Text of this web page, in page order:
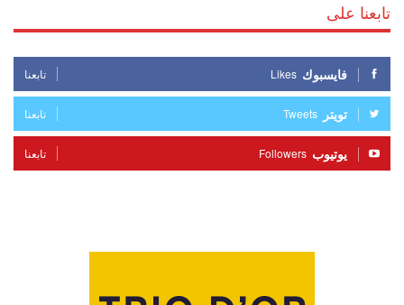
تابعنا على
فايسبوك Likes تابعنا
تويتر Tweets تابعنا
يوتيوب Followers تابعنا